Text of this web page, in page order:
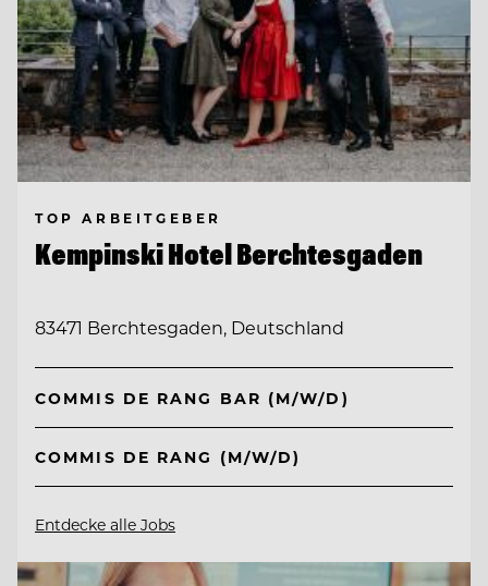
TOP ARBEITGEBER
Kempinski Hotel Berchtesgaden
83471 Berchtesgaden, Deutschland
COMMIS DE RANG BAR (M/W/D)
COMMIS DE RANG (M/W/D)
Entdecke alle Jobs